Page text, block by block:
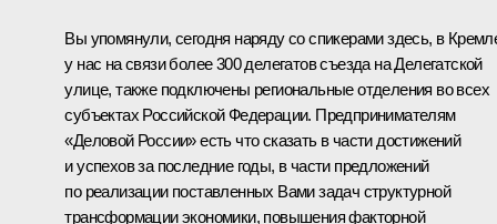
Вы упомянули, сегодня наряду со спикерами здесь, в
у нас на связи более 300 делегатов съезда на Делегатской
улице, также подключены региональные отделения во всех
субъектах Российской Федерации. Предпринимателям
«Деловой России» есть что сказать в части достижений
и успехов за последние годы, в части предложений
по реализации поставленных Вами задач структурной
трансформации экономики, повышения факторной